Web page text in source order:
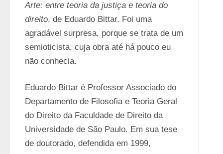
Arte: entre teoria da justiça e teoria do
direito, de Eduardo Bittar. Foi uma
agradável surpresa, porque se trata de um
semioticista, cuja obra até há pouco eu
não conhecia.
Eduardo Bittar é Professor Associado do
Departamento de Filosofia e Teoria Geral
do Direito da Faculdade de Direito da
Universidade de São Paulo. Em sua tese
de doutorado, defendida em 1999,